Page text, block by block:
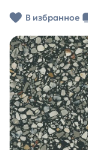
В избранное